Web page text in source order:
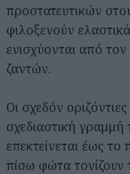
προστατευτικών
φιλοξενούν
ενισχύονται από
ζαντών.
Οι σχεδόν
σχεδιαστική
επεκτείνεται έως
πίσω φώτα τονίζουν